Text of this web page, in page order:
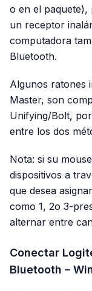
o en el paquete),
un receptor
computadora
Bluetooth.
Algunos ratones
Master, son
Unifying/Bolt,
entre los dos
Nota: si su
dispositivos a
que desea
como 1, 2o 3-
alternar entre
Conectar
Bluetooth –